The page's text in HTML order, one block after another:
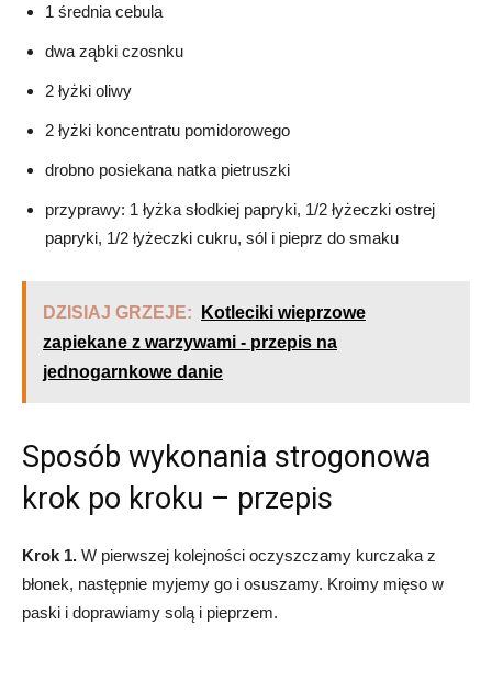
1 średnia cebula
dwa ząbki czosnku
2 łyżki oliwy
2 łyżki koncentratu pomidorowego
drobno posiekana natka pietruszki
przyprawy: 1 łyżka słodkiej papryki, 1/2 łyżeczki ostrej
papryki, 1/2 łyżeczki cukru, sól i pieprz do smaku
DZISIAJ GRZEJE:
Kotleciki wieprzowe
zapiekane z warzywami - przepis na
jednogarnkowe danie
Sposób wykonania strogonowa
krok po kroku – przepis
Krok 1. W pierwszej kolejności oczyszczamy kurczaka z
błonek, następnie myjemy go i osuszamy. Kroimy mięso w
paski i doprawiamy solą i pieprzem.